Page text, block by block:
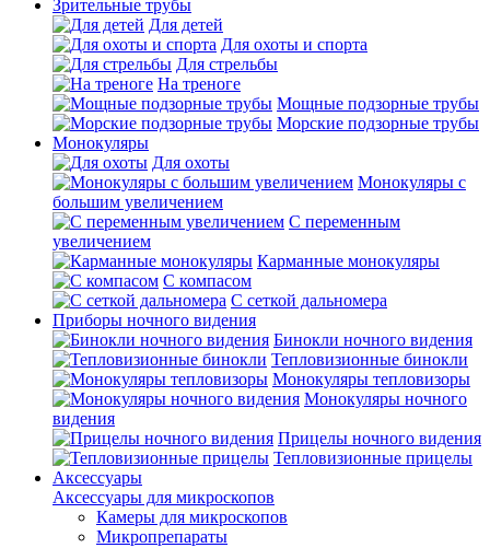
Зрительные трубы
Для детей
Для охоты и спорта
Для стрельбы
На треноге
Мощные подзорные трубы
Морские подзорные трубы
Монокуляры
Для охоты
Монокуляры с
большим увеличением
С переменным
увеличением
Карманные монокуляры
С компасом
С сеткой дальномера
Приборы ночного видения
Бинокли ночного видения
Тепловизионные бинокли
Монокуляры тепловизоры
Монокуляры ночного
видения
Прицелы ночного видения
Тепловизионные прицелы
Аксессуары
Аксессуары для микроскопов
Камеры для микроскопов
Микропрепараты